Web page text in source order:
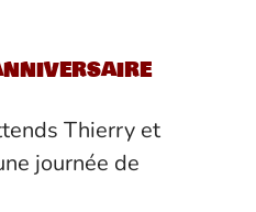
Thierry et
journée de